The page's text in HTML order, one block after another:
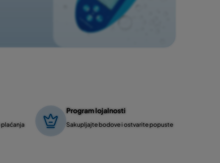
Program lojalnosti
Sakupljajte bodove i ostvarite popuste